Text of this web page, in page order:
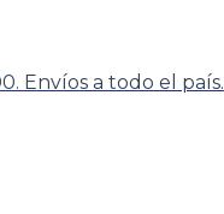
Envíos a todo el país.